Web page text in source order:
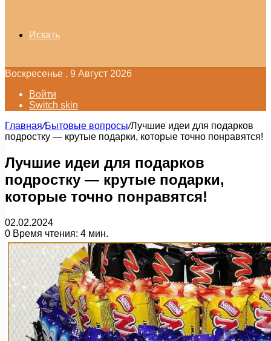
Искать
Воскресенье , 9 Август 2026
Войти
Switch skin
Главная/Бытовые вопросы/Лучшие идеи для подарков
подростку — крутые подарки, которые точно понравятся!
Лучшие идеи для подарков
подростку — крутые подарки,
которые точно понравятся!
02.02.2024
0 Время чтения: 4 мин.